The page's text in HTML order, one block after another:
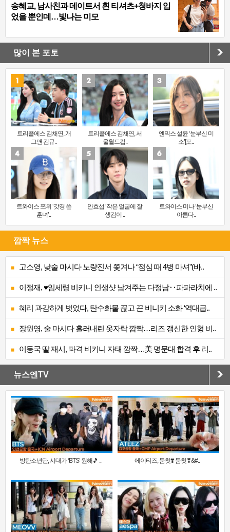
송혜교, 남사친과 데이트서 흰 티셔츠+청바지 입
었을 뿐인데…빛나는 미모
많이 본 포토
트리플에스 김채연, 개
그맨 김규..
트리플에스 김채연, 서
울월드컵..
엔믹스 설윤 ‘눈부신 미
소’[포..
트와이스 쯔위 ‘갓경 쓴
훈녀’..
안효섭 ‘작은 얼굴에 잘
생김이 ..
트와이스 미나 ‘눈부신
아름다..
깜짝 뉴스
고소영, 낮술 마시다 노량진서 쫓겨나 “점심 때 4병 마셔”(바..
이정재, ♥임세령 비키니 인생샷 남겨주는 다정남‥파파라치에 ..
혜리 과감하게 벗었다, 탄수화물 끊고 끈 비니키 소화 ‘역대급..
장원영, 술 마시다 흘러내린 옷자락 깜짝…리즈 갱신한 인형 비..
이동국 딸 재시, 파격 비키니 자태 깜짝…美 명문대 합격 후 리..
뉴스엔TV
방탄소년단, 시대가 ‘BTS’ 원해🎵 .. 에이티즈, 둠칫❣️ 둠칫❣&#..